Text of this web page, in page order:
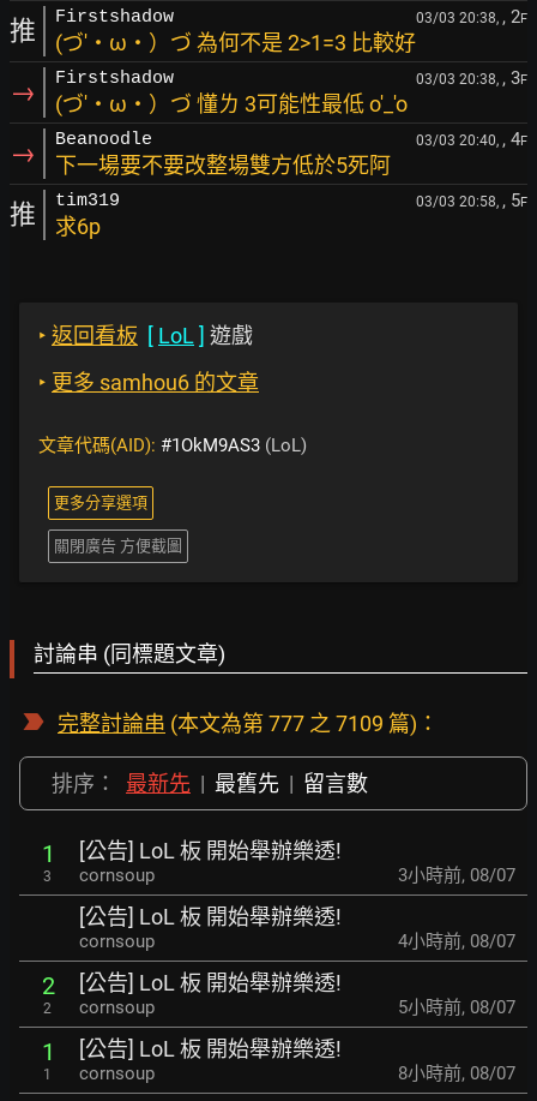
推 Firstshadow 03/03 20:38, , 2F
(づ′・ω・）づ 為何不是 2>1=3 比較好
→ Firstshadow 03/03 20:38, , 3F
(づ′・ω・）づ 懂ㄌ 3可能性最低 o'_'o
→ Beanoodle 03/03 20:40, , 4F
下一場要不要改整場雙方低於5死阿
推 tim319 03/03 20:58, , 5F
求6p
‣ 返回看板 [ LoL ] 遊戲
‣ 更多 samhou6 的文章
文章代碼(AID): #1OkM9AS3 (LoL)
更多分享選項
關閉廣告 方便截圖
討論串 (同標題文章)
完整討論串 (本文為第 777 之 7109 篇)：
排序： 最新先 | 最舊先 | 留言數
1
3
[公告] LoL 板 開始舉辦樂透!
cornsoup 3小時前, 08/07
[公告] LoL 板 開始舉辦樂透!
cornsoup 4小時前, 08/07
2
2
[公告] LoL 板 開始舉辦樂透!
cornsoup 5小時前, 08/07
1
1
[公告] LoL 板 開始舉辦樂透!
cornsoup 8小時前, 08/07